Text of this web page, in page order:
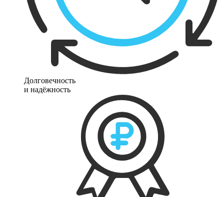
Долговечность
и надёжность